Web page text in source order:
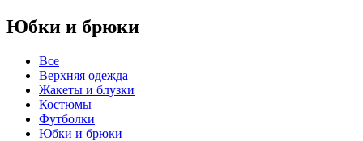
Юбки и брюки
Все
Верхняя одежда
Жакеты и блузки
Костюмы
Футболки
Юбки и брюки